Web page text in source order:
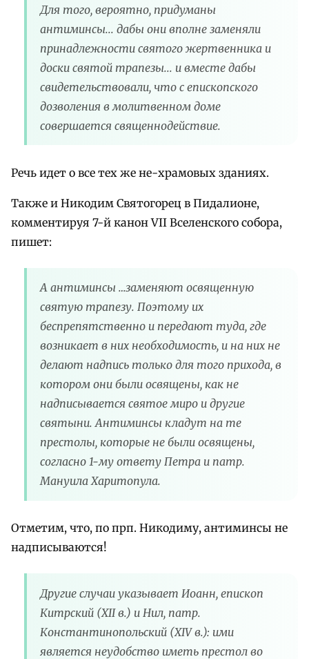
Для того, вероятно, придуманы
антиминсы... дабы они вполне заменяли
принадлежности святого жертвенника и
доски святой трапезы... и вместе дабы
свидетельствовали, что с епископского
дозволения в молитвенном доме
совершается священнодействие.
Речь идет о все тех же не-храмовых зданиях.
Также и Никодим Святогорец в Пидалионе,
комментируя 7-й канон VII Вселенского собора,
пишет:
А антиминсы …заменяют освященную
святую трапезу. Поэтому их
беспрепятственно и передают туда, где
возникает в них необходимость, и на них не
делают надпись только для того прихода, в
котором они были освящены, как не
надписывается святое миро и другие
святыни. Антиминсы кладут на те
престолы, которые не были освящены,
согласно 1-му ответу Петра и патр.
Мануила Харитопула.
Отметим, что, по прп. Никодиму, антиминсы не
надписываются!
Другие случаи указывает Иоанн, епископ
Китрский (ХII в.) и Нил, патр.
Константинопольский (ХІV в.): ими
является неудобство иметь престол во